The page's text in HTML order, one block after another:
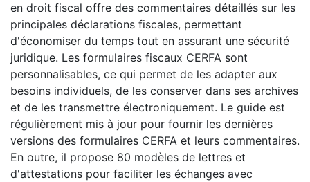
en droit fiscal offre des commentaires détaillés sur les
principales déclarations fiscales, permettant
d'économiser du temps tout en assurant une sécurité
juridique. Les formulaires fiscaux CERFA sont
personnalisables, ce qui permet de les adapter aux
besoins individuels, de les conserver dans ses archives
et de les transmettre électroniquement. Le guide est
régulièrement mis à jour pour fournir les dernières
versions des formulaires CERFA et leurs commentaires.
En outre, il propose 80 modèles de lettres et
d'attestations pour faciliter les échanges avec